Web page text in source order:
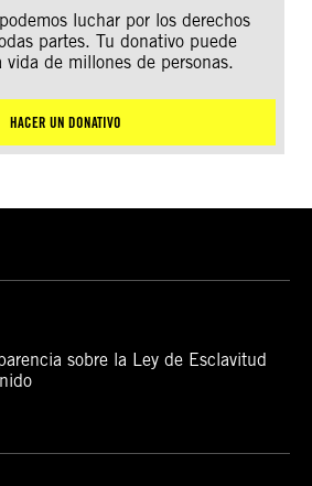
luchar por los derechos
partes. Tu donativo puede
vida de millones de personas.
HACER UN DONATIVO
sobre la Ley de Esclavitud